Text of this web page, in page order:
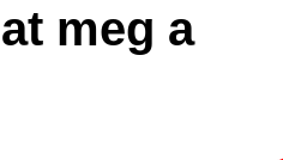
meg a